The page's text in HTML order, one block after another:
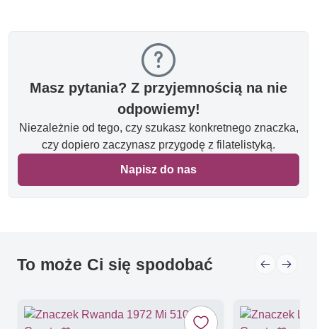
Masz pytania? Z przyjemnością na nie
odpowiemy!
Niezależnie od tego, czy szukasz konkretnego znaczka,
czy dopiero zaczynasz przygodę z filatelistyką.
Napisz do nas
To może Ci się spodobać